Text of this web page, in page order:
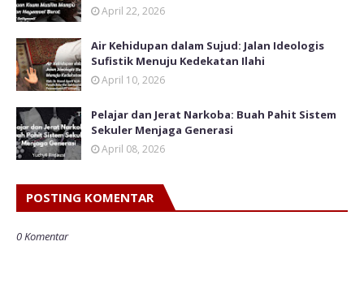
April 22, 2026
Air Kehidupan dalam Sujud: Jalan Ideologis
Sufistik Menuju Kedekatan Ilahi
April 10, 2026
Pelajar dan Jerat Narkoba: Buah Pahit Sistem
Sekuler Menjaga Generasi
April 08, 2026
POSTING KOMENTAR
0 Komentar